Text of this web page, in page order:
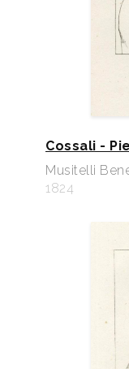
Cossali -
Musitelli
1824